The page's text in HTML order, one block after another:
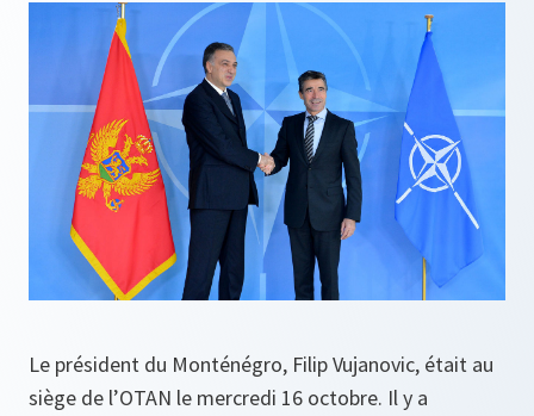
Le président du Monténégro, Filip Vujanovic, était au
siège de l’OTAN le mercredi 16 octobre. Il y a